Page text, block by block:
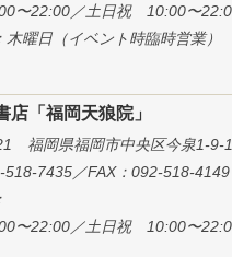
〜22:00／土日祝 10:00〜
木曜日（イベント時臨時営業）
店「福岡天狼院」
福岡県福岡市中央区今泉1-9-
518-7435／FAX：092-518-4149
〜22:00／土日祝 10:00〜